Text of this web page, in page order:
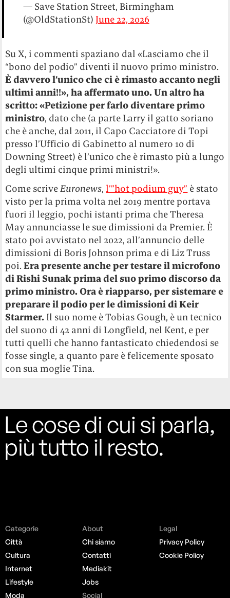
— Save Station Street, Birmingham
(@OldStationSt) June 22, 2026
Su X, i commenti spaziano dal «Lasciamo che il
“bono del podio” diventi il nuovo primo ministro.
È davvero l’unico che ci è rimasto accanto negli
ultimi anni!!», ha affermato uno. Un altro ha
scritto: «Petizione per farlo diventare primo
ministro, dato che (a parte Larry il gatto soriano
che è anche, dal 2011, il Capo Cacciatore di Topi
presso l’Ufficio di Gabinetto al numero 10 di
Downing Street) è l’unico che è rimasto più a lungo
degli ultimi cinque primi ministri!».
Come scriveEuronews, l’”hot podium guy” è stato
visto per la prima volta nel 2019 mentre portava
fuori il leggio, pochi istanti prima che Theresa
May annunciasse le sue dimissioni da Premier. È
stato poi avvistato nel 2022, all’annuncio delle
dimissioni di Boris Johnson prima e di Liz Truss
poi.Era presente anche per testare il microfono
di Rishi Sunak prima del suo primo discorso da
primo ministro. Ora è riapparso, per sistemare e
preparare il podio per le dimissioni di Keir
Starmer. Il suo nome è Tobias Gough, è un tecnico
del suono di 42 anni di Longfield, nel Kent, e per
tutti quelli che hanno fantasticato chiedendosi se
fosse single, a quanto pare è felicemente sposato
con sua moglie Tina.
Le cose di cui si parla,
più tutto il resto.
Categorie
Città
Cultura
Internet
Lifestyle
Moda
About
Chi siamo
Contatti
Mediakit
Jobs
Social
Legal
Privacy Policy
Cookie Policy